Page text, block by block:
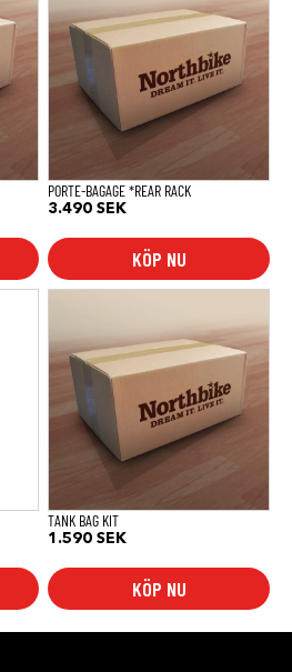
PORTE-BAGAGE *REAR RACK
3.490 SEK
KÖP NU
TANK BAG KIT
1.590 SEK
KÖP NU